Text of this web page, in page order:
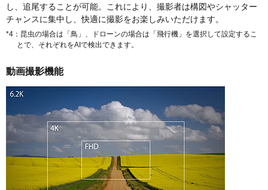
し、追尾することが可能。これにより、撮影者は構図やシャッター
チャンスに集中し、快適に撮影をお楽しみいただけます。
*4：昆虫の場合は「鳥」、ドローンの場合は「飛行機」を選択して設定するこ
とで、それぞれをAIで検出できます。
動画撮影機能